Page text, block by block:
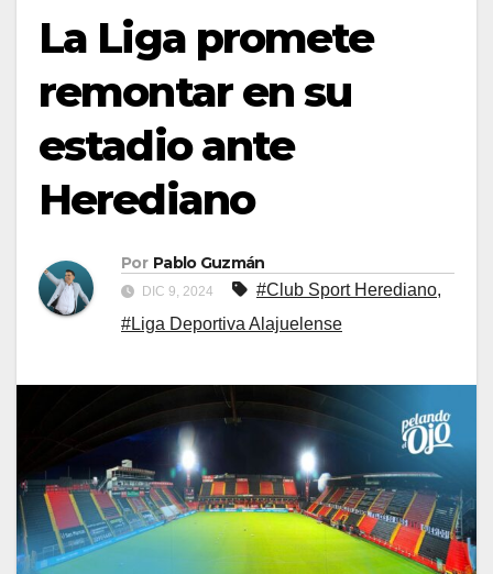
La Liga promete
remontar en su
estadio ante
Herediano
Por Pablo Guzmán
DIC 9, 2024 #Club Sport Herediano,
#Liga Deportiva Alajuelense